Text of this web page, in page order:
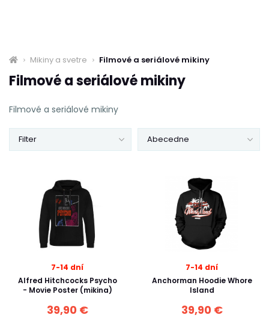
Mikiny a svetre Filmové a seriálové mikiny
Filmové a seriálové mikiny
Filmové a seriálové mikiny
Abecedne
Filter
7-14 dní
Alfred Hitchcocks Psycho
- Movie Poster (mikina)
39,90 €
7-14 dní
Anchorman Hoodie Whore
Island
39,90 €